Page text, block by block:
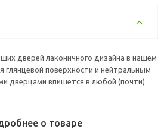
дверей лаконичного дизайна в нашем
глянцевой поверхности и нейтральным
дверцами впишется в любой (почти)
о товаре